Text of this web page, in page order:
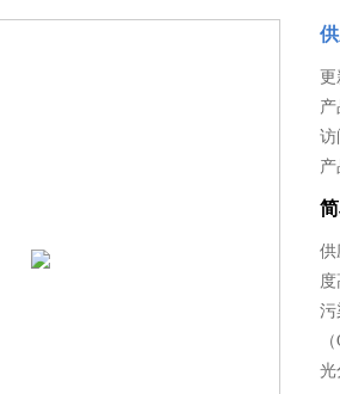
访
供
污
光